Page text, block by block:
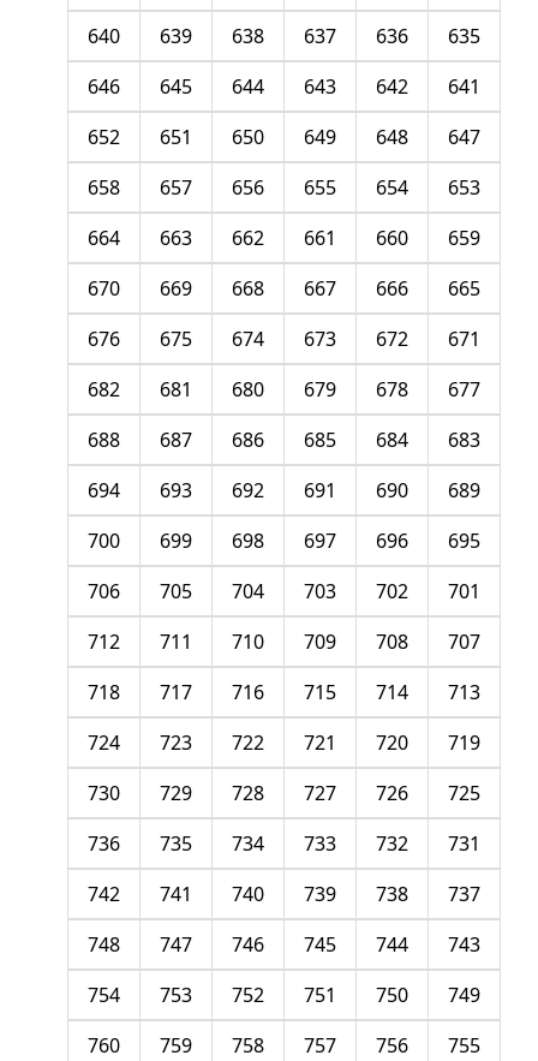
635
636
637
638
639
640
641
642
643
644
645
646
647
648
649
650
651
652
653
654
655
656
657
658
659
660
661
662
663
664
665
666
667
668
669
670
671
672
673
674
675
676
677
678
679
680
681
682
683
684
685
686
687
688
689
690
691
692
693
694
695
696
697
698
699
700
701
702
703
704
705
706
707
708
709
710
711
712
713
714
715
716
717
718
719
720
721
722
723
724
725
726
727
728
729
730
731
732
733
734
735
736
737
738
739
740
741
742
743
744
745
746
747
748
749
750
751
752
753
754
755
756
757
758
759
760